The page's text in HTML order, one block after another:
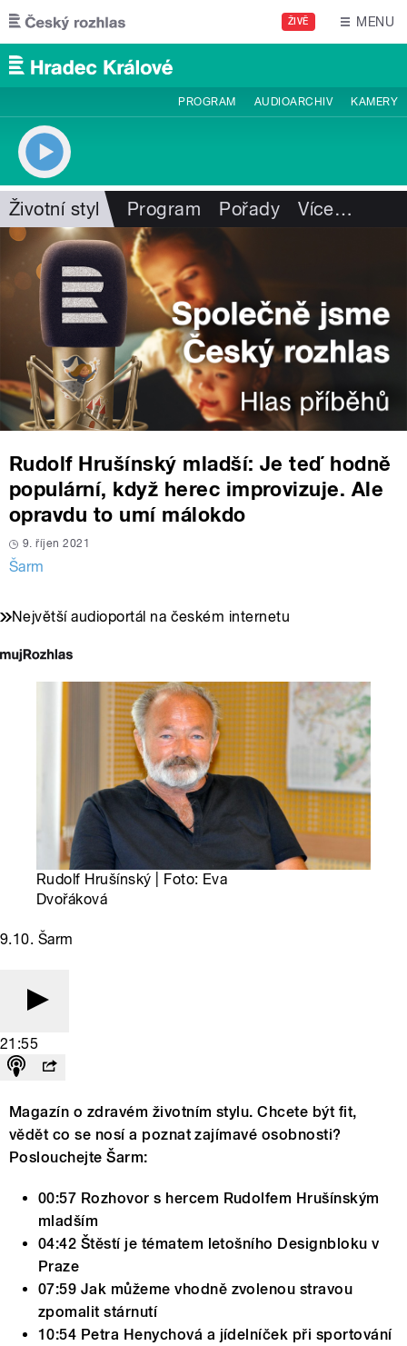
Přejít k hlavnímu obsahu
ŽIVĚ MENU
PROGRAM AUDIOARCHIV KAMERY
Životní styl Program Pořady Více…
Rudolf Hrušínský mladší: Je teď hodně
populární, když herec improvizuje. Ale
opravdu to umí málokdo
9. říjen 2021
Šarm
Největší audioportál na českém internetu
Rudolf Hrušínský | Foto: Eva
Dvořáková
9.10. Šarm
21:55
Magazín o zdravém životním stylu. Chcete být fit,
vědět co se nosí a poznat zajímavé osobnosti?
Poslouchejte Šarm:
00:57 Rozhovor s hercem Rudolfem Hrušínským
mladším
04:42 Štěstí je tématem letošního Designbloku v
Praze
07:59 Jak můžeme vhodně zvolenou stravou
zpomalit stárnutí
10:54 Petra Henychová a jídelníček při sportování